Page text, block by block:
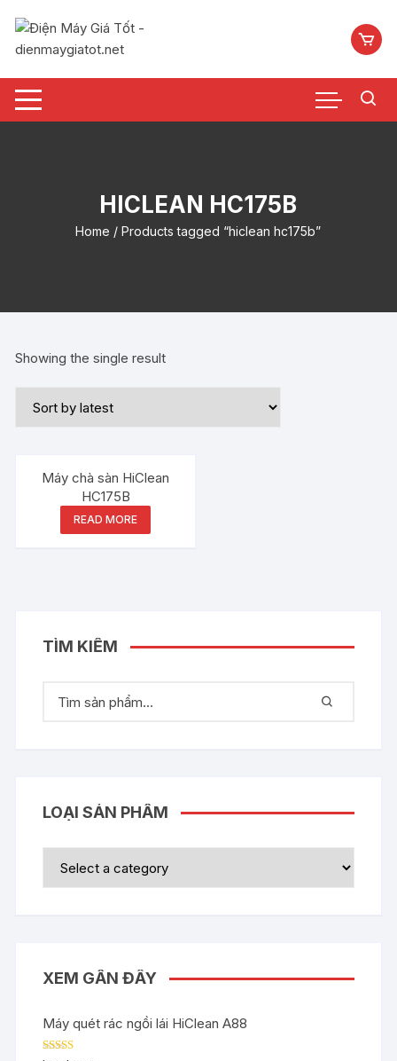
nội
HICLEAN HC175B
Home / Products tagged “hiclean hc175b”
Showing the single result
Máy chà sàn HiClean
HC175B
READ MORE
TÌM KIẾM
LOẠI SẢN PHẨM
XEM GẦN ĐÂY
Máy quét rác ngồi lái HiClean A88